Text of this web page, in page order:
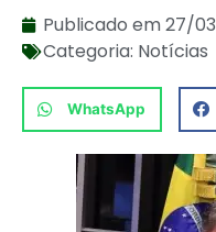
Publicado em27/
Categoria: Notícias
WhatsApp